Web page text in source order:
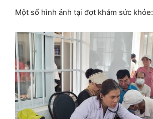
Một số hình ảnh tại đợt khám sức khỏe: